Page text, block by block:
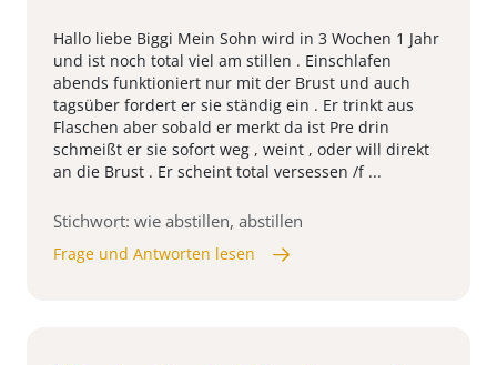
Hallo liebe Biggi Mein Sohn wird in 3 Wochen 1 Jahr
und ist noch total viel am stillen . Einschlafen
abends funktioniert nur mit der Brust und auch
tagsüber fordert er sie ständig ein . Er trinkt aus
Flaschen aber sobald er merkt da ist Pre drin
schmeißt er sie sofort weg , weint , oder will direkt
an die Brust . Er scheint total versessen /f ...
Stichwort: wie abstillen, abstillen
Frage und Antworten lesen